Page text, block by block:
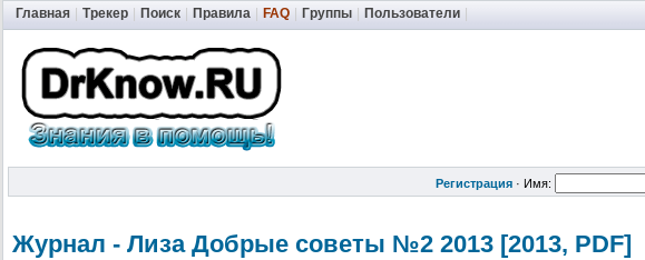
Главная Трекер Поиск Правила FAQ Группы Пользователи
Регистрация · Имя:
Журнал - Лиза Добрые советы №2 2013 [2013, PDF]